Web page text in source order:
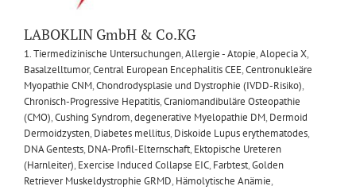
LABOKLIN GmbH & Co.KG
1. Tiermedizinische Untersuchungen,Allergie - Atopie,Alopecia X,
Basalzelltumor,Central European Encephalitis CEE,Centronukleäre
Myopathie CNM,Chondrodysplasie und Dystrophie (IVDD-Risiko),
Chronisch-Progressive Hepatitis,Craniomandibuläre Osteopathie
(CMO),Cushing Syndrom,degenerative Myelopathie DM, Dermoid
Dermoidzysten, Diabetes mellitus, Diskoide Lupus erythematodes,
DNA Gentests, DNA-Profil-Elternschaft, Ektopische Ureteren
(Harnleiter), Exercise Induced Collapse EIC, Farbtest,Golden
Retriever Muskeldystrophie GRMD, Hämolytische Anämie,